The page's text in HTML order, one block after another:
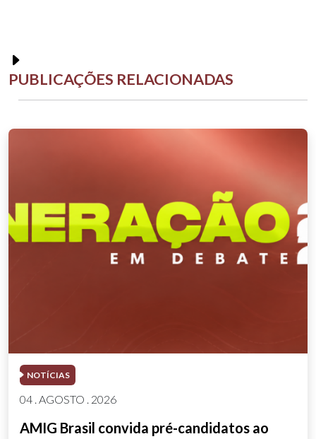
PUBLICAÇÕES RELACIONADAS
NOTÍCIAS
04 . AGOSTO . 2026
AMIG Brasil convida pré-candidatos ao